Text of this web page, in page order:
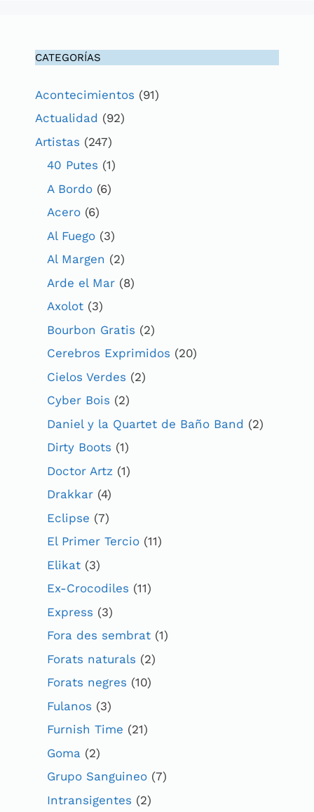
CATEGORÍAS
Acontecimientos (91)
Actualidad (92)
Artistas (247)
40 Putes (1)
A Bordo (6)
Acero (6)
Al Fuego (3)
Al Margen (2)
Arde el Mar (8)
Axolot (3)
Bourbon Gratis (2)
Cerebros Exprimidos (20)
Cielos Verdes (2)
Cyber Bois (2)
Daniel y la Quartet de Baño Band (2)
Dirty Boots (1)
Doctor Artz (1)
Drakkar (4)
Eclipse (7)
El Primer Tercio (11)
Elikat (3)
Ex-Crocodiles (11)
Express (3)
Fora des sembrat (1)
Forats naturals (2)
Forats negres (10)
Fulanos (3)
Furnish Time (21)
Goma (2)
Grupo Sanguineo (7)
Intransigentes (2)